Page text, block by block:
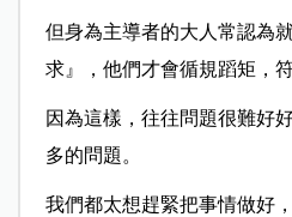
但身為主導者的大人常認為
求』，他們才會循規蹈矩，
因為這樣，往往問題很難好
多的問題。
我們都太想趕緊把事情做好